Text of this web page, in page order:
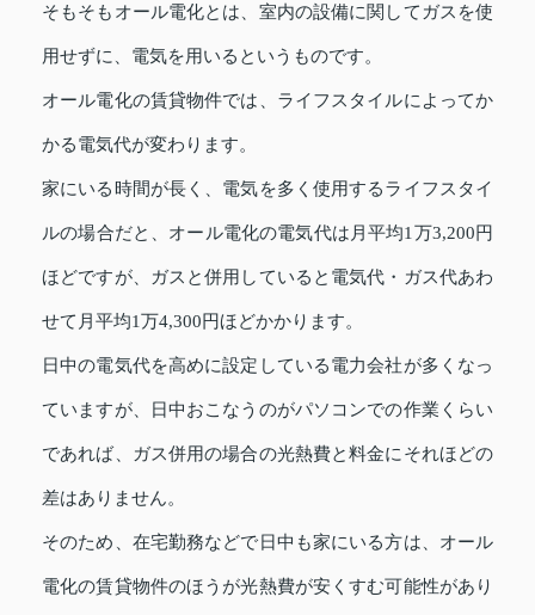
そもそもオール電化とは、室内の設備に関してガスを使
用せずに、電気を用いるというものです。
オール電化の賃貸物件では、ライフスタイルによってか
かる電気代が変わります。
家にいる時間が長く、電気を多く使用するライフスタイ
ルの場合だと、オール電化の電気代は月平均1万3,200円
ほどですが、ガスと併用していると電気代・ガス代あわ
せて月平均1万4,300円ほどかかります。
日中の電気代を高めに設定している電力会社が多くなっ
ていますが、日中おこなうのがパソコンでの作業くらい
であれば、ガス併用の場合の光熱費と料金にそれほどの
差はありません。
そのため、在宅勤務などで日中も家にいる方は、オール
電化の賃貸物件のほうが光熱費が安くすむ可能性があり